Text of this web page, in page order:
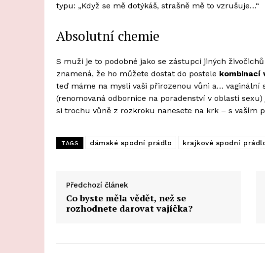
typu: „Když se mě dotýkáš, strašně mě to vzrušuje…“
Absolutní chemie
S muži je to podobné jako se zástupci jiných
znamená, že ho můžete dostat do postele kombinací
teď máme na mysli vaši přirozenou vůni a… vaginální
(renomovaná odbornice na poradenství v oblasti
si trochu vůně z rozkroku nanesete na krk – s vaším
TAGS dámské spodní prádlo krajkové spodní
Předchozí článek
Co byste měla vědět, než se
rozhodnete darovat vajíčka?